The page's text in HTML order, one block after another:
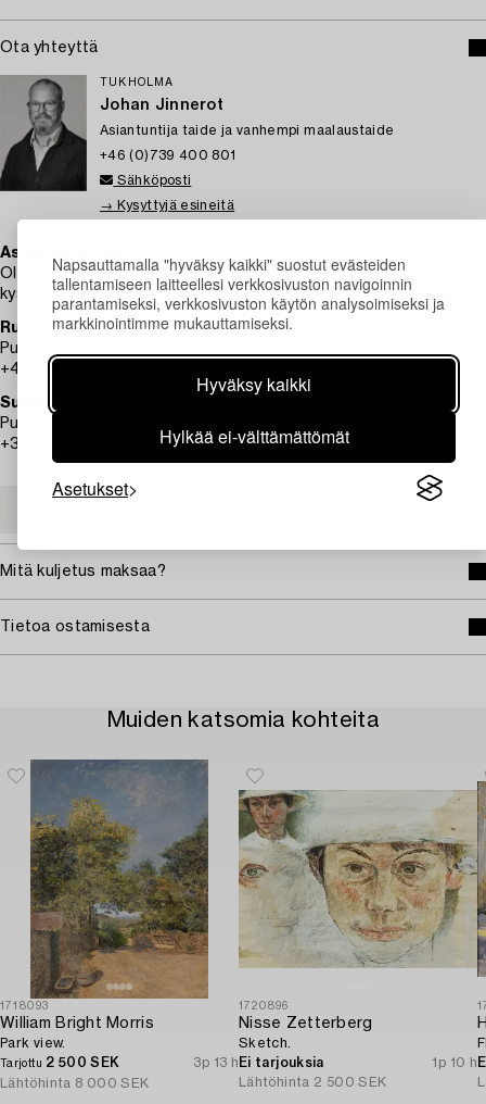
Napsauttamalla "hyväksy kaikki" suostut evästeiden
tallentamiseen laitteellesi verkkosivuston navigoinnin
parantamiseksi, verkkosivuston käytön analysoimiseksi ja
markkinointimme mukauttamiseksi.
Hyväksy kaikki
Hylkää ei-välttämättömät
Asetukset
Ota yhteyttä
TUKHOLMA
Johan Jinnerot
Asiantuntija taide ja vanhempi maalaustaide
+46 (0)739 400 801
Sähköposti
→ Kysyttyjä esineitä
Asiakaspalvelu
Olethan yhteydessä asiakaspalveluumme, mikäli sinulla on
kysymyksiä liittyen kuljetukseen, maksuun tai muihin asioihin.
Ruotsi
Puhelin maanantai – perjantai klo 9–12
+46 8-614 08 00
Suomi
Puhelin maanantai - perjantai klo 10–13
+358-9-668 91 10
Mitä kuljetus maksaa?
Tietoa ostamisesta
Muiden katsomia kohteita
1718093
William Bright Morris
Park view.
Tarjottu 2 500 SEK
3p 13 h
Lähtöhinta 8 000 SEK
1720896
Nisse Zetterberg
Sketch.
Ei tarjouksia
1p 10 h
Lähtöhinta 2 500 SEK